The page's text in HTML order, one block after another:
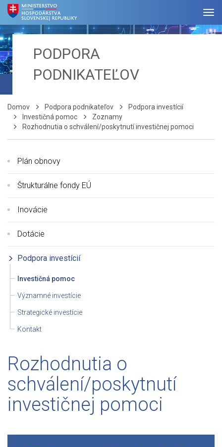
PODPORA
PODNIKATEĽOV
Domov Podpora podnikateľov
Podpora investícií
Investičná pomoc
Zoznamy
Rozhodnutia o schválení/poskytnutí investičnej pomoci
Plán obnovy
Štrukturálne fondy EÚ
Inovácie
Dotácie
Podpora investícií
Investičná pomoc
Významné investície
Strategické investície
Kontakt
Rozhodnutia o
schválení/poskytnutí
investičnej pomoci